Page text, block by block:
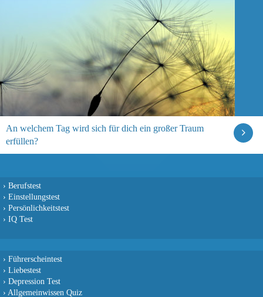
An welchem Tag wird sich für dich ein großer Traum
erfüllen?
› Berufstest
› Einstellungstest
› Persönlichkeitstest
› IQ Test
› Führerscheintest
› Liebestest
› Depression Test
› Allgemeinwissen Quiz